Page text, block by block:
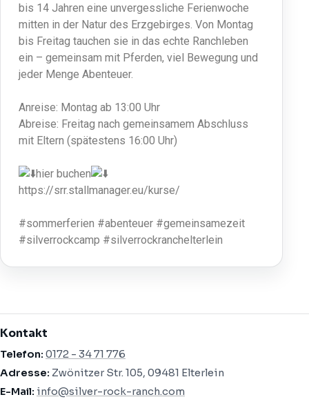
bis 14 Jahren eine unvergessliche Ferienwoche
mitten in der Natur des Erzgebirges. Von Montag
bis Freitag tauchen sie in das echte Ranchleben
ein – gemeinsam mit Pferden, viel Bewegung und
jeder Menge Abenteuer.
Anreise: Montag ab 13:00 Uhr
Abreise: Freitag nach gemeinsamem Abschluss
mit Eltern (spätestens 16:00 Uhr)
hier buchen
https://srr.stallmanager.eu/kurse/
#sommerferien #abenteuer #gemeinsamezeit
#silverrockcamp #silverrockranchelterlein
Kontakt
Telefon: 0172 - 34 71 776
Adresse: Zwönitzer Str. 105, 09481 Elterlein
E-Mail: info@silver-rock-ranch.com